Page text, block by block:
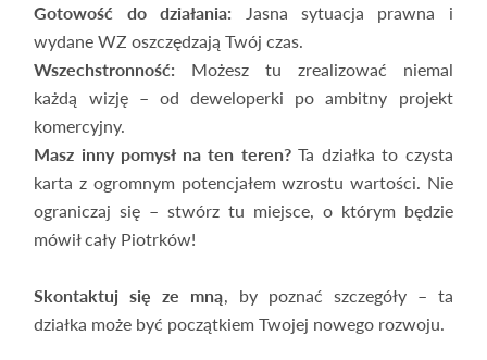
Gotowość do działania: Jasna sytuacja prawna i
wydane WZ oszczędzają Twój czas.
Wszechstronność: Możesz tu zrealizować niemal
każdą wizję – od deweloperki po ambitny projekt
komercyjny.
Masz inny pomysł na ten teren?Ta działka to czysta
karta z ogromnym potencjałem wzrostu wartości. Nie
ograniczaj się – stwórz tu miejsce, o którym będzie
mówił cały Piotrków!
Skontaktuj się ze mną , by poznać szczegóły – ta
działka może być początkiem Twojej nowego rozwoju.